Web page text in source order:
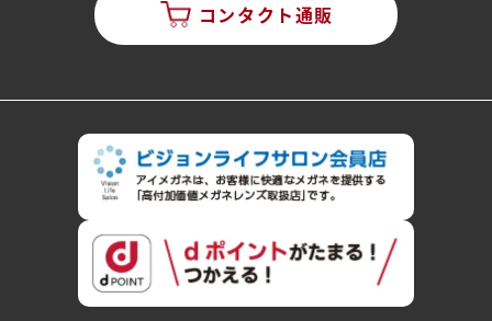
コンタクト通販